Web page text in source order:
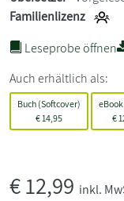
Familienlizenz
Leseprobe öffnen
Auch erhältlich als:
Buch (Softcover)
€ 14,95
€
€12,99 inkl.